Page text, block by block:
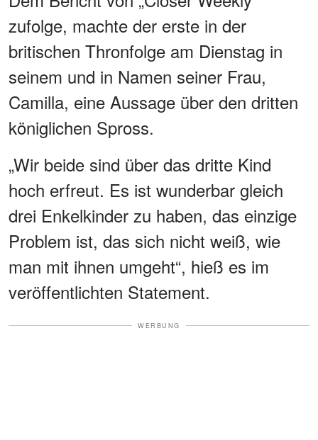
zufolge, machte der erste in der
britischen Thronfolge am Dienstag in
seinem und in Namen seiner Frau,
Camilla, eine Aussage über den dritten
königlichen Spross.
„Wir beide sind über das dritte Kind
hoch erfreut. Es ist wunderbar gleich
drei Enkelkinder zu haben, das einzige
Problem ist, das sich nicht weiß, wie
man mit ihnen umgeht“, hieß es im
veröffentlichten Statement.
WERBUNG